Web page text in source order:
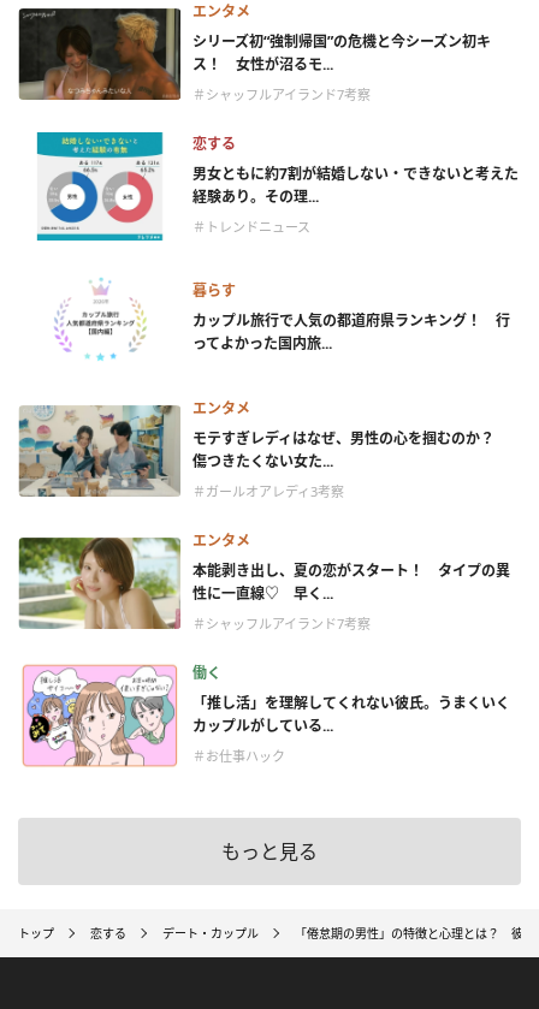
エンタメ
シリーズ初“強制帰国”の危機と今シーズン初キ
ス！ 女性が沼るモ...
＃シャッフルアイランド7考察
恋する
男女ともに約7割が結婚しない・できないと考えた
経験あり。その理...
＃トレンドニュース
暮らす
カップル旅行で人気の都道府県ランキング！ 行
ってよかった国内旅...
エンタメ
モテすぎレディはなぜ、男性の心を掴むのか？
傷つきたくない女た...
＃ガールオアレディ3考察
エンタメ
本能剥き出し、夏の恋がスタート！ タイプの異
性に一直線♡ 早く...
＃シャッフルアイランド7考察
働く
「推し活」を理解してくれない彼氏。うまくいく
カップルがしている...
＃お仕事ハック
もっと見る
トップ 恋する デート・カップル 「倦怠期の男性」の特徴と心理とは？ 彼